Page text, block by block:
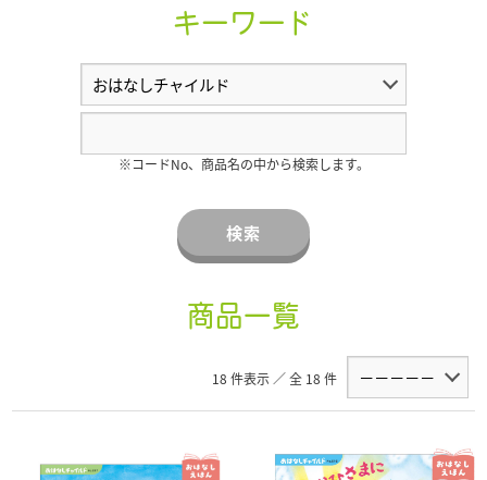
キーワード
※コードNo、商品名の中から検索します。
検索
商品一覧
18 件表示 ／ 全 18 件